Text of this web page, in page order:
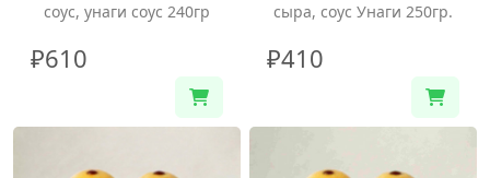
соус, унаги соус 240гр
₽610
сыра, соус Унаги 250гр.
₽410